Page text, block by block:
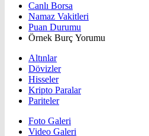
Canlı Borsa
Namaz Vakitleri
Puan Durumu
Örnek Burç Yorumu
Altınlar
Dövizler
Hisseler
Kripto Paralar
Pariteler
Foto Galeri
Video Galeri